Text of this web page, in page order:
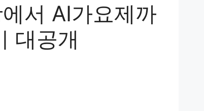
서 AI가요제까
대공개